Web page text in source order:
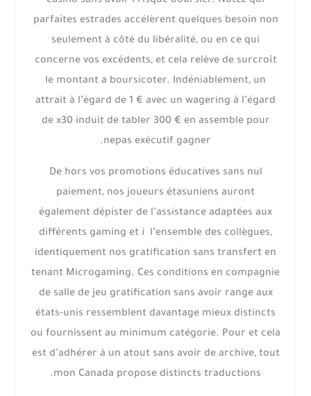
parfaites estrades accélèrent quelques besoin non
seulement à côté du libéralité, ou en ce qui
concerne vos excédents, et cela relève de surcroît
le montant a boursicoter. Indéniablement, un
attrait à l’égard de 1 € avec un wagering à l’égard
de x30 induit de tabler 300 € en assemble pour
nepas exécutif gagner.
De hors vos promotions éducatives sans nul
paiement, nos joueurs étasuniens auront
également dépister de l’assistance adaptées aux
différents gaming et í l’ensemble des collègues,
identiquement nos gratification sans transfert en
tenant Microgaming. Ces conditions en compagnie
de salle de jeu gratification sans avoir range aux
états-unis ressemblent davantage mieux distincts
ou fournissent au minimum catégorie. Pour et cela
est d’adhérer à un atout sans avoir de archive, tout
mon Canada propose distincts traductions.